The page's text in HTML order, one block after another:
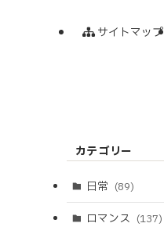
サイトマップ
カテゴリー
日常 (89)
ロマンス (137)